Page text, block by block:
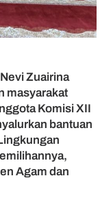
Zuairina
masyarakat
Komisi XII
bantuan
Agam dan